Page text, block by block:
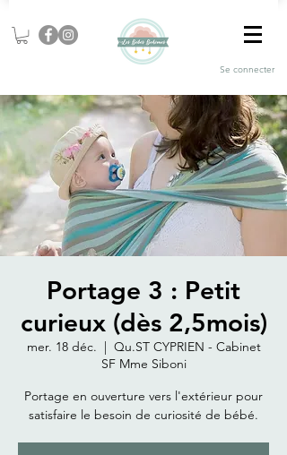
Se connecter
Portage 3 : Petit
curieux (dès 2,5mois)
mer. 18 déc.
  |
Qu.ST CYPRIEN - Cabinet
SF Mme Siboni
Portage en ouverture vers l'extérieur pour
satisfaire le besoin de curiosité de bébé.